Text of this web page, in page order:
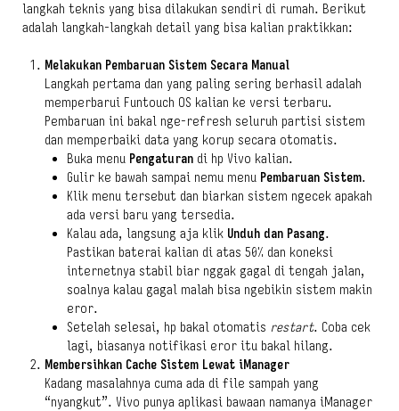
langkah teknis yang bisa dilakukan sendiri di rumah. Berikut
adalah langkah-langkah detail yang bisa kalian praktikkan:
Melakukan Pembaruan Sistem Secara Manual
Langkah pertama dan yang paling sering berhasil adalah
memperbarui Funtouch OS kalian ke versi terbaru.
Pembaruan ini bakal nge-refresh seluruh partisi sistem
dan memperbaiki data yang korup secara otomatis.
Buka menu Pengaturan di hp Vivo kalian.
Gulir ke bawah sampai nemu menu Pembaruan Sistem.
Klik menu tersebut dan biarkan sistem ngecek apakah
ada versi baru yang tersedia.
Kalau ada, langsung aja klik Unduh dan Pasang.
Pastikan baterai kalian di atas 50% dan koneksi
internetnya stabil biar nggak gagal di tengah jalan,
soalnya kalau gagal malah bisa ngebikin sistem makin
eror.
Setelah selesai, hp bakal otomatis restart. Coba cek
lagi, biasanya notifikasi eror itu bakal hilang.
Membersihkan Cache Sistem Lewat iManager
Kadang masalahnya cuma ada di file sampah yang
“nyangkut”. Vivo punya aplikasi bawaan namanya iManager